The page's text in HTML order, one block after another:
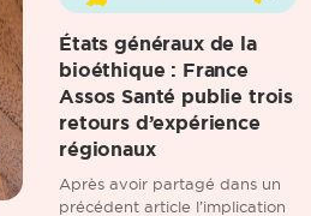
États généraux de la
bioéthique : France
Assos Santé publie trois
retours d’expérience
régionaux
Après avoir partagé dans un
précédent article l’implication